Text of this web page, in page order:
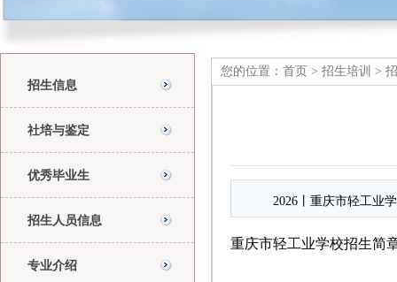
招生信息
社培与鉴定
优秀毕业生
招生人员信息
专业介绍
您的位置：首页>招生培训 >
2026丨重庆市轻工业
重庆市轻工业学校招生简